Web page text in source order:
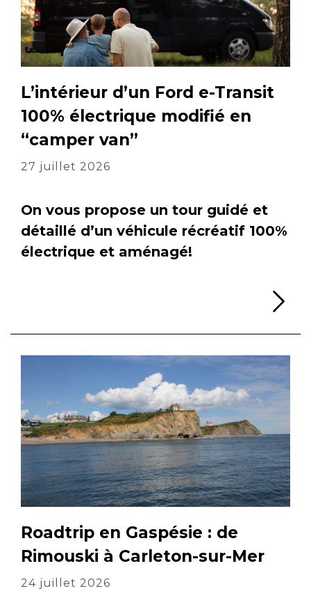
L’intérieur d’un Ford e-Transit
100% électrique modifié en
“camper van”
27 juillet 2026
On vous propose un tour guidé et
détaillé d’un véhicule récréatif 100%
électrique et aménagé!
Roadtrip en Gaspésie : de
Rimouski à Carleton-sur-Mer
24 juillet 2026